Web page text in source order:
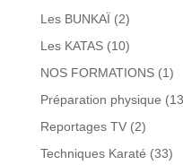
Les BUNKAÏ (2)
Les KATAS(10)
NOS FORMATIONS(1)
Préparation physique
Reportages TV(2)
Techniques Karaté (33)